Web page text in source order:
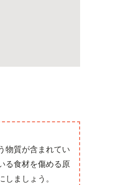
物質が含まれてい
る食材を傷める原
ましょう。